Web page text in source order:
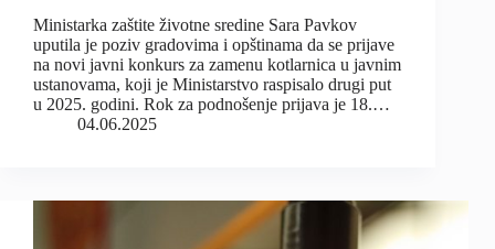
Ministarka zaštite životne sredine Sara Pavkov
uputila je poziv gradovima i opštinama da se prijave
na novi javni konkurs za zamenu kotlarnica u javnim
ustanovama, koji je Ministarstvo raspisalo drugi put
u 2025. godini. Rok za podnošenje prijava je 18.…
04.06.2025